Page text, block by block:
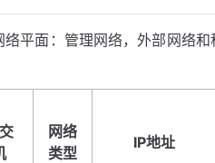
平面：管理网络，外部网络和
网络
类型
IP地址